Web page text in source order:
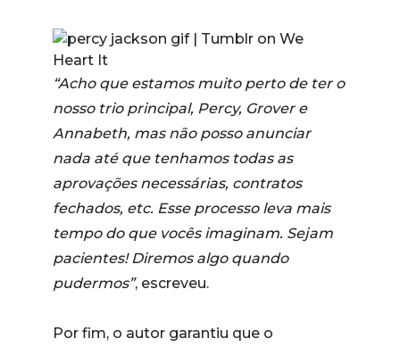
“Acho que estamos muito perto de ter o
nosso trio principal, Percy, Grover e
Annabeth, mas não posso anunciar
nada até que tenhamos todas as
aprovações necessárias, contratos
fechados, etc. Esse processo leva mais
tempo do que vocês imaginam. Sejam
pacientes! Diremos algo quando
pudermos”, escreveu.
Por fim, o autor garantiu que o